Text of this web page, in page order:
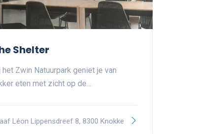
Shelter
het Zwin Natuurpark geniet je van
eten met zicht op de…
Léon Lippensdreef 8, 8300 Knokke